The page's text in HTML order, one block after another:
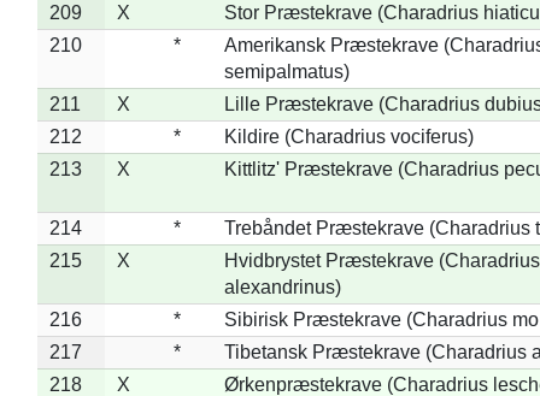
209
X
Stor Præstekrave (Charadrius
210
*
Amerikansk Præstekrave
semipalmatus)
211
X
Lille Præstekrave (Charadrius
212
*
Kildire (Charadrius vociferus)
213
X Kittlitz' Præstekrave (Charadrius
214 *
Trebåndet Præstekrave (Charadrius
215
X
Hvidbrystet Præstekrave (Charadrius
alexandrinus)
216
*
Sibirisk Præstekrave (Charadrius
217
*
Tibetansk Præstekrave (Charadrius
218
X
Ørkenpræstekrave (Charadrius